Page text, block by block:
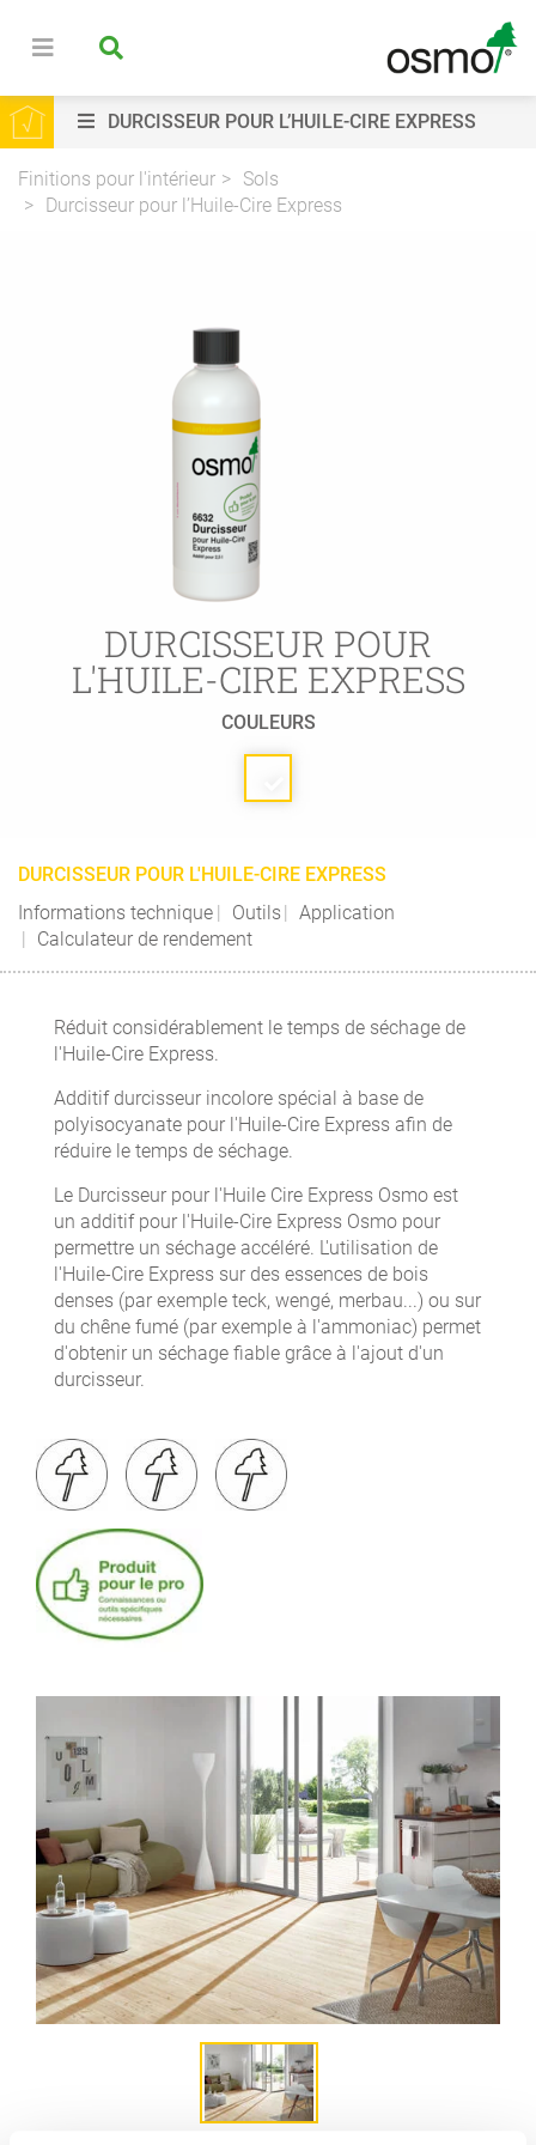
DURCISSEUR POUR L’HUILE-CIRE EXPRESS
Finitions pour l'intérieur
Sols
Durcisseur pour l’Huile-Cire Express
DURCISSEUR POUR
L'HUILE-CIRE EXPRESS
COULEURS
DURCISSEUR POUR L'HUILE-CIRE EXPRESS
Informations technique
Outils
Application
Calculateur de rendement
Réduit considérablement le temps de séchage de
l'Huile-Cire Express.
Additif durcisseur incolore spécial à base de
polyisocyanate pour l'Huile-Cire Express afin de
réduire le temps de séchage.
Le Durcisseur pour l'Huile Cire Express Osmo est
un additif pour l'Huile-Cire Express Osmo pour
permettre un séchage accéléré. L'utilisation de
l'Huile-Cire Express sur des essences de bois
denses (par exemple teck, wengé, merbau...) ou sur
du chêne fumé (par exemple à l'ammoniac) permet
d'obtenir un séchage fiable grâce à l'ajout d'un
durcisseur.